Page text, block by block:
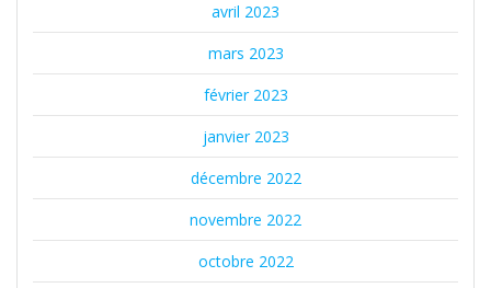
avril 2023
mars 2023
février 2023
janvier 2023
décembre 2022
novembre 2022
octobre 2022